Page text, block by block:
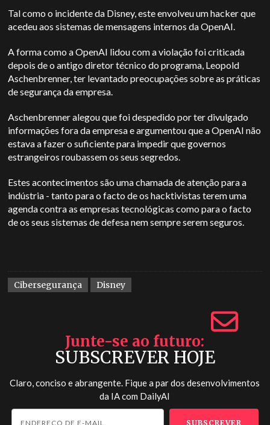
Tal como o incidente da Disney, este envolveu um hacker que
acedeu aos sistemas de mensagens internos da OpenAI.
A forma como a OpenAI lidou com a violação foi criticada
depois de o antigo diretor técnico do programa, Leopold
Aschenbrenner, ter levantado preocupações sobre as práticas
de segurança da empresa.
Aschenbrenner alegou que foi despedido por ter divulgado
informações fora da empresa e argumentou que a OpenAI não
estava a fazer o suficiente para impedir que governos
estrangeiros roubassem os seus segredos.
Estes acontecimentos são uma chamada de atenção para a
indústria - tanto para o facto de os hacktivistas terem uma
agenda contra as empresas tecnológicas como para o facto
de os seus sistemas de defesa nem sempre serem seguros.
Cibersegurança Disney
Junte-se ao futuro
SUBSCREVER HOJE
Claro, conciso e abrangente. Fique a par dos desenvolvimentos
da IA com DailyAI